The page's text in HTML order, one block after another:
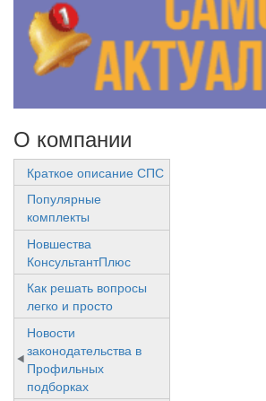
О компании
Краткое описание СПС
Популярные
комплекты
Новшества
КонсультантПлюс
Как решать вопросы
легко и просто
Новости
законодательства в
Профильных
подборках